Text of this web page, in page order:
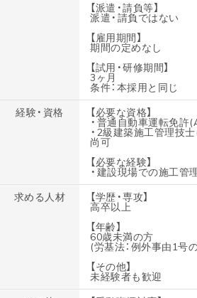
【派遣・請負等】
派遣・請負ではない
【雇用期間】
期間の定めなし
【試用・研修期間】
3ヶ月
条件：本採用と同じ
経験・資格
【必要な資格】
・普通自動車運転免
・2級建築施工管理技
尚可
【必要な経験】
・建設現場での施工
求める人材
【学歴・専攻】
高卒以上
【年齢】
60歳未満の方
(労基法：例外事由1号
【その他】
未経験者も歓迎